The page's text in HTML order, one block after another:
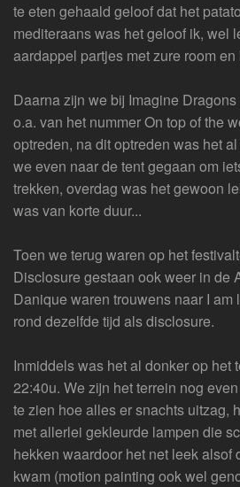
te eten gehaald geloof dat het
mediteraans was het geloof ik, wel
aardappel partjes met zure room en
Daarna zijn we bij Imagine
o.a. van het nummer On top of the
optreden, na dit optreden was het
we even naar de tent gegaan om
trekken, overdag was het gewoon
was van korte duur...
Toen we terug waren op het
Disclosure gestaan ook weer in de
Danique waren trouwens naar I
rond dezelfde tijd als disclosure.
Inmiddels was het al donker op het
22:40u. We zijn het terrein nog
te zien hoe alles er snachts uitzag,
met allerlei gekleurde lampen die
hekken waardoor het net leek alsof
kwam (motion painting ook wel